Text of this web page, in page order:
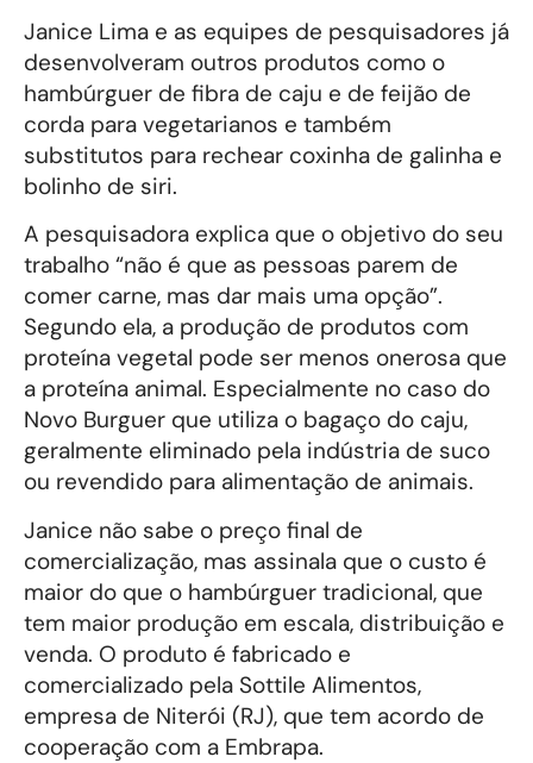
Janice Lima e as equipes de pesquisadores já
desenvolveram outros produtos como o
hambúrguer de fibra de caju e de feijão de
corda para vegetarianos e também
substitutos para rechear coxinha de galinha e
bolinho de siri.
A pesquisadora explica que o objetivo do seu
trabalho “não é que as pessoas parem de
comer carne, mas dar mais uma opção”.
Segundo ela, a produção de produtos com
proteína vegetal pode ser menos onerosa que
a proteína animal. Especialmente no caso do
Novo Burguer que utiliza o bagaço do caju,
geralmente eliminado pela indústria de suco
ou revendido para alimentação de animais.
Janice não sabe o preço final de
comercialização, mas assinala que o custo é
maior do que o hambúrguer tradicional, que
tem maior produção em escala, distribuição e
venda. O produto é fabricado e
comercializado pela Sottile Alimentos,
empresa de Niterói (RJ), que tem acordo de
cooperação com a Embrapa.